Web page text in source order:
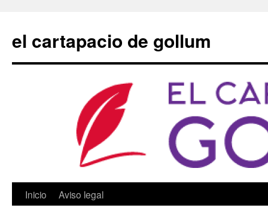
contenido
el cartapacio de gollum
Inicio Aviso legal